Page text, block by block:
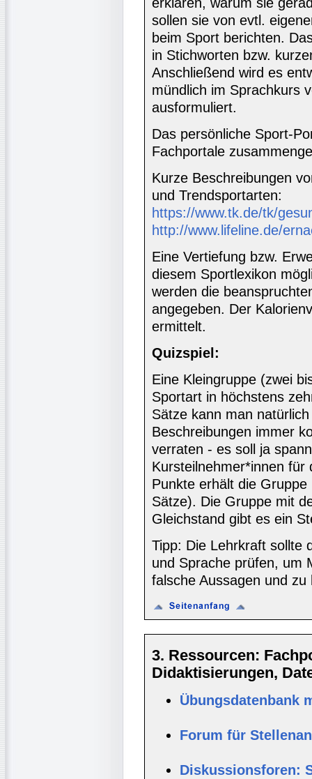
sollen sie von evtl.
beim Sport berichten.
in Stichworten bzw.
Anschließend wird es
mündlich im Sprachkurs
ausformuliert.
Das persönliche Sport-
Fachportale
Kurze Beschreibungen
und Trendsportarten:
https://www.tk.de/tk/
http://www.lifeline.de/
Eine Vertiefung bzw.
diesem Sportlexikon
werden die
angegeben. Der
ermittelt.
Quizspiel:
Eine Kleingruppe (zwei
Sportart in höchstens
Sätze kann man
Beschreibungen immer
verraten - es soll ja
Kursteilnehmer*innen
Punkte erhält die
Sätze). Die Gruppe mit
Gleichstand gibt es ein
Tipp: Die Lehrkraft sollte
und Sprache prüfen, um
falsche Aussagen und
3. Ressourcen:
Didaktisierungen,
Übungsdatenbank
Forum für
Diskussionsforen: